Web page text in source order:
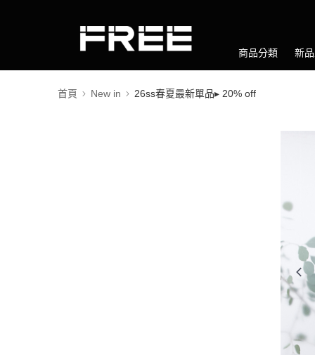
商品分類 新
首頁 New in 26ss春夏最新單品▸ 20% off